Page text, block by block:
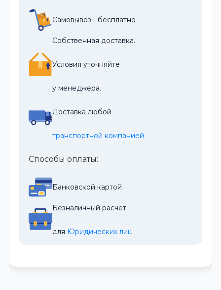
Самовывоз - бесплатно
Собственная доставка.
Условия уточняйте
у менеджера.
Доставка любой
транспортной компанией
Способы оплаты:
Банковской картой
Безналичный расчёт
для Юридических лиц